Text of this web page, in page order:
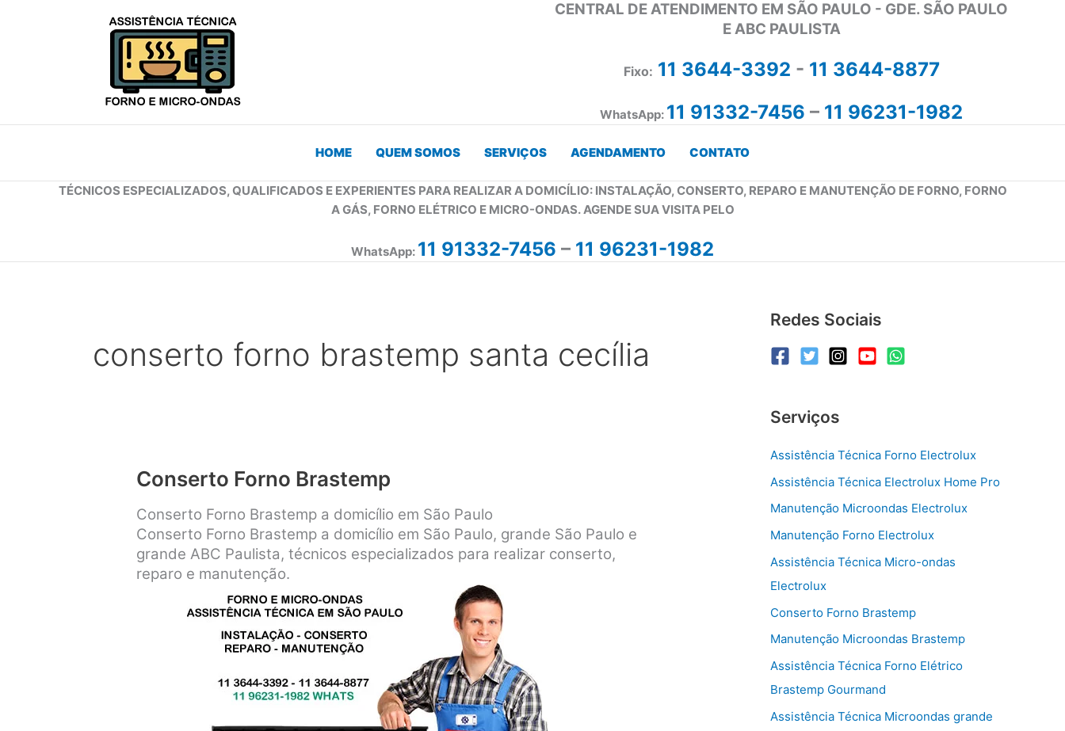
CENTRAL DE ATENDIMENTO EM SÃO PAULO - GDE. SÃO PAULO
E ABC PAULISTA
Fixo: 11 3644-3392 - 11 3644-8877
WhatsApp: 11 91332-7456 – 11 96231-1982
HOME QUEM SOMOS SERVIÇOS AGENDAMENTO CONTATO
TÉCNICOS ESPECIALIZADOS, QUALIFICADOS E EXPERIENTES PARA REALIZAR A DOMICÍLIO: INSTALAÇÃO, CONSERTO, REPARO E MANUTENÇÃO DE FORNO, FORNO
A GÁS, FORNO ELÉTRICO E MICRO-ONDAS. AGENDE SUA VISITA PELO
WhatsApp: 11 91332-7456 – 11 96231-1982
conserto forno brastemp santa cecília
Conserto Forno Brastemp
Conserto Forno Brastemp a domicílio em São Paulo
Conserto Forno Brastemp a domicílio em São Paulo, grande São Paulo e
grande ABC Paulista, técnicos especializados para realizar conserto,
reparo e manutenção.
Redes Sociais
Serviços
Assistência Técnica Forno Electrolux
Assistência Técnica Electrolux Home Pro
Manutenção Microondas Electrolux
Manutenção Forno Electrolux
Assistência Técnica Micro-ondas
Electrolux
Conserto Forno Brastemp
Manutenção Microondas Brastemp
Assistência Técnica Forno Elétrico
Brastemp Gourmand
Assistência Técnica Microondas grande